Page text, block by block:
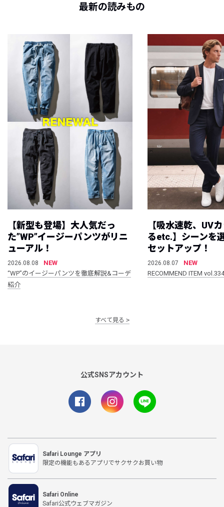
最新の読みもの
【新型も登場】大人気だっ
た”WP”イージーパンツがリニ
ューアル！
2026.08.08
NEW
“WP”のイージーパンツを徹底解説&コーデ
紹介
【吸水速乾、UV
るetc.】シーンを
セットアップ！
2026.08.07
NEW
RECOMMEND ITEM vol.334
すべて見る
公式SNSアカウント
Safari Lounge アプリ
限定の機能もあるアプリでサクサクお買い物
Safari Online
Safari公式ウェブマガジン